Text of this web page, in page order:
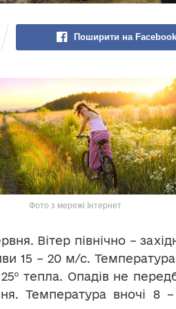
Поширити на Facebook
Фото з мережі Інтернет
Вітер північно –
15 – 20 м/с. Температура
тепла. Опадів не
Температура вночі 8